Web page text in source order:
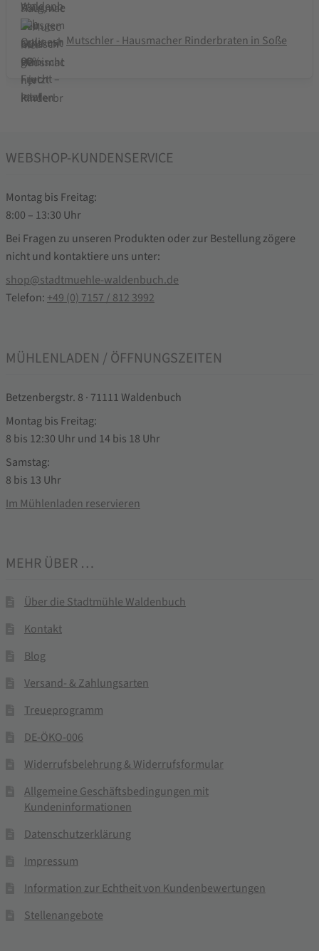
Mutschler - Hausmacher Rinderbraten in Soße
WEBSHOP-KUNDENSERVICE
Montag bis Freitag:
8:00 – 13:30 Uhr
Bei Fragen zu unseren Produkten oder zur Bestellung zögere
nicht und kontaktiere uns unter:
shop@stadtmuehle-waldenbuch.de
Telefon: +49 (0) 7157 / 812 3992
MÜHLENLADEN / ÖFFNUNGSZEITEN
Betzenbergstr. 8 · 71111 Waldenbuch
Montag bis Freitag:
8 bis 12:30 Uhr und 14 bis 18 Uhr
Samstag:
8 bis 13 Uhr
Im Mühlenladen reservieren
MEHR ÜBER …
Über die Stadtmühle Waldenbuch
Kontakt
Blog
Versand- & Zahlungsarten
Treueprogramm
DE-ÖKO-006
Widerrufsbelehrung & Widerrufsformular
Allgemeine Geschäftsbedingungen mit
Kundeninformationen
Datenschutzerklärung
Impressum
Information zur Echtheit von Kundenbewertungen
Stellenangebote